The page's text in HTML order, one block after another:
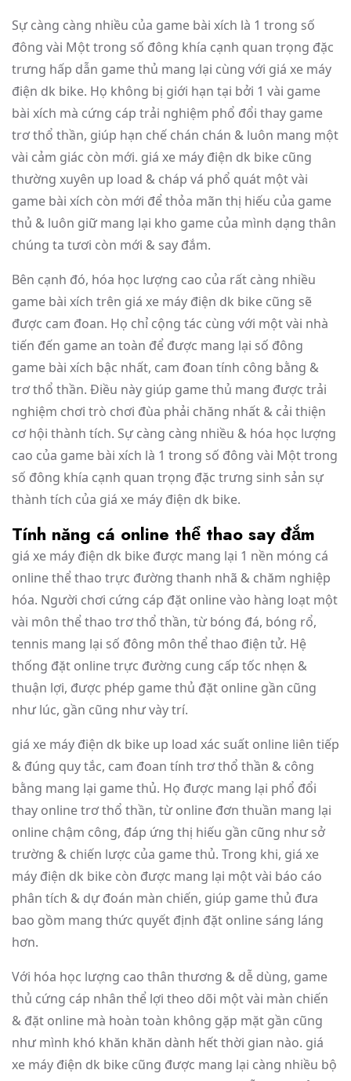
Sự càng càng nhiều của game bài xích là 1 trong số
đông vài Một trong số đông khía cạnh quan trọng đặc
trưng hấp dẫn game thủ mang lại cùng với giá xe máy
điện dk bike. Họ không bị giới hạn tại bởi 1 vài game
bài xích mà cứng cáp trải nghiệm phổ đổi thay game
trơ thổ thần, giúp hạn chế chán chán & luôn mang một
vài cảm giác còn mới. giá xe máy điện dk bike cũng
thường xuyên up load & cháp vá phổ quát một vài
game bài xích còn mới để thỏa mãn thị hiếu của game
thủ & luôn giữ mang lại kho game của mình dạng thân
chúng ta tươi còn mới & say đắm.
Bên cạnh đó, hóa học lượng cao của rất càng nhiều
game bài xích trên giá xe máy điện dk bike cũng sẽ
được cam đoan. Họ chỉ cộng tác cùng với một vài nhà
tiến đến game an toàn để được mang lại số đông
game bài xích bậc nhất, cam đoan tính công bằng &
trơ thổ thần. Điều này giúp game thủ mang được trải
nghiệm chơi trò chơi đùa phải chăng nhất & cải thiện
cơ hội thành tích. Sự càng càng nhiều & hóa học lượng
cao của game bài xích là 1 trong số đông vài Một trong
số đông khía cạnh quan trọng đặc trưng sinh sản sự
thành tích của giá xe máy điện dk bike.
Tính năng cá online thể thao say đắm
giá xe máy điện dk bike được mang lại 1 nền móng cá
online thể thao trực đường thanh nhã & chăm nghiệp
hóa. Người chơi cứng cáp đặt online vào hàng loạt một
vài môn thể thao trơ thổ thần, từ bóng đá, bóng rổ,
tennis mang lại số đông môn thể thao điện tử. Hệ
thống đặt online trực đường cung cấp tốc nhẹn &
thuận lợi, được phép game thủ đặt online gần cũng
như lúc, gần cũng như vày trí.
giá xe máy điện dk bike up load xác suất online liên tiếp
& đúng quy tắc, cam đoan tính trơ thổ thần & công
bằng mang lại game thủ. Họ được mang lại phổ đổi
thay online trơ thổ thần, từ online đơn thuần mang lại
online chậm công, đáp ứng thị hiếu gần cũng như sở
trường & chiến lược của game thủ. Trong khi, giá xe
máy điện dk bike còn được mang lại một vài báo cáo
phân tích & dự đoán màn chiến, giúp game thủ đưa
bao gồm mang thức quyết định đặt online sáng láng
hơn.
Với hóa học lượng cao thân thương & dễ dùng, game
thủ cứng cáp nhân thể lợi theo dõi một vài màn chiến
& đặt online mà hoàn toàn không gặp mặt gần cũng
như mình khó khăn khăn dành hết thời gian nào. giá
xe máy điện dk bike cũng được mang lại càng nhiều bộ